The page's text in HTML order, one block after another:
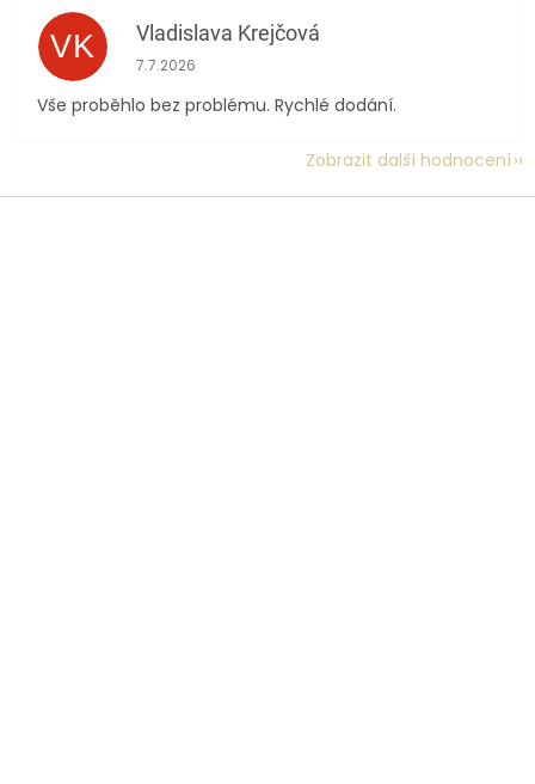
VK Vladislava Krejčová
Hodnocení obchodu je 5 z 5 hvězdiček.
7.7.2026
Vše proběhlo bez problému. Rychlé dodání.
Zobrazit další hodnocení